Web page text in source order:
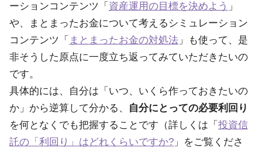
ーションコンテンツ「 資産運用の目標を決めよう 」
や、まとまったお金について考えるシミュレーション
コンテンツ「 まとまったお金の対処法 」も使って、是
非そうした原点に一度立ち返ってみていただきたいの
です。
具体的には、自分は「いつ、いくら作っておきたいの
か」から逆算して分かる、
自分にとっての必要利回り
を何となくでも把握することです（詳しくは「 投資信
託の「利回り」はどれくらいですか? 」をご覧くださ